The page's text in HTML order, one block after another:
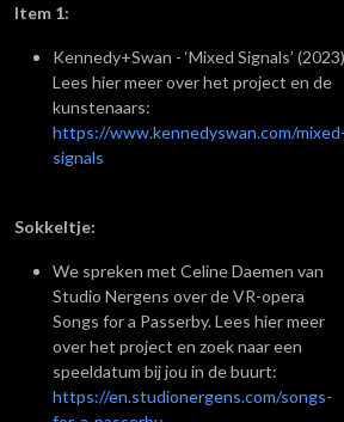
Item 1:
Kennedy+Swan - ‘Mixed Signals’ (2023)
Lees hier meer over het project en de
kunstenaars:
https://www.kennedyswan.com/
signals
Sokkeltje:
We spreken met Celine Daemen van
Studio Nergens over de VR-opera
Songs for a Passerby. Lees hier meer
over het project en zoek naar een
speeldatum bij jou in de buurt:
https://en.studionergens.com/songs-